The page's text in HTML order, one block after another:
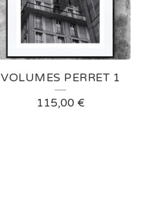
VOLUMES PERRET 1
115,00 €